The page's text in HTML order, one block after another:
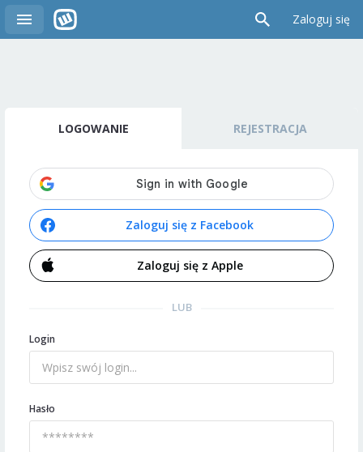
Zaloguj się
LOGOWANIE REJESTRACJA
Zaloguj się z Facebook
Zaloguj się z Apple
LUB
Login
Hasło